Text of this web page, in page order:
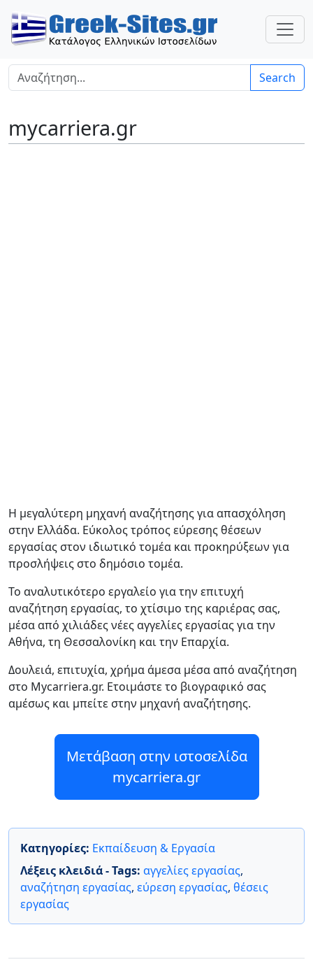
Search
mycarriera.gr
Η μεγαλύτερη μηχανή αναζήτησης για απασχόληση
στην Ελλάδα. Εύκολος τρόπος εύρεσης θέσεων
εργασίας στον ιδιωτικό τομέα και προκηρύξεων για
προσλήψεις στο δημόσιο τομέα.
Το αναλυτικότερο εργαλείο για την επιτυχή
αναζήτηση εργασίας, το χτίσιμο της καριέρας σας,
μέσα από χιλιάδες νέες αγγελίες εργασίας για την
Αθήνα, τη Θεσσαλονίκη και την Επαρχία.
Δουλειά, επιτυχία, χρήμα άμεσα μέσα από αναζήτηση
στο Mycarriera.gr. Ετοιμάστε το βιογραφικό σας
αμέσως και μπείτε στην μηχανή αναζήτησης.
Μετάβαση στην ιστοσελίδα
mycarriera.gr
Κατηγορίες: Εκπαίδευση & Εργασία
Λέξεις κλειδιά - Tags: αγγελίες εργασίας,
αναζήτηση εργασίας, εύρεση εργασίας, θέσεις
εργασίας